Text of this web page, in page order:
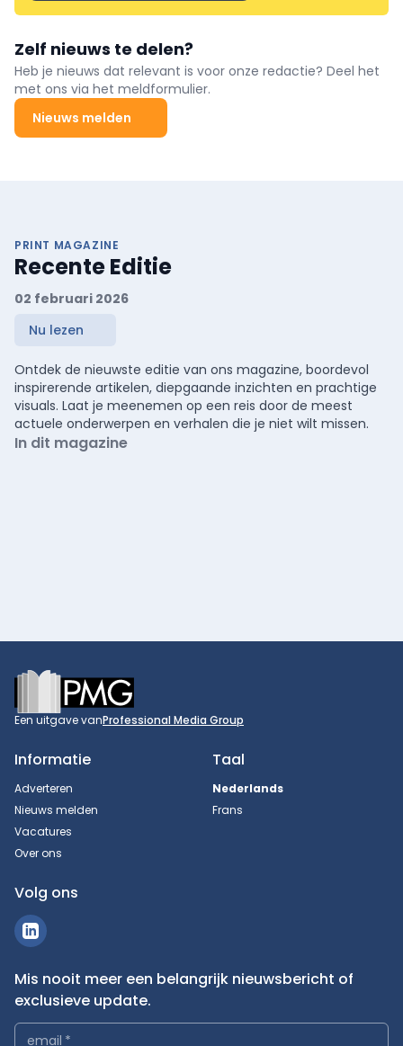
Zelf nieuws te delen?
Heb je nieuws dat relevant is voor onze redactie? Deel het
met ons via het meldformulier.
Nieuws melden
PRINT MAGAZINE
Recente Editie
02 februari 2026
Nu lezen
Ontdek de nieuwste editie van ons magazine, boordevol
inspirerende artikelen, diepgaande inzichten en prachtige
visuals. Laat je meenemen op een reis door de meest
actuele onderwerpen en verhalen die je niet wilt missen.
In dit magazine
Footer
Een uitgave vanProfessional Media Group
Informatie
Adverteren
Nieuws melden
Vacatures
Over ons
Taal
Nederlands
Frans
Volg ons
Mis nooit meer een belangrijk nieuwsbericht of
exclusieve update.
email *